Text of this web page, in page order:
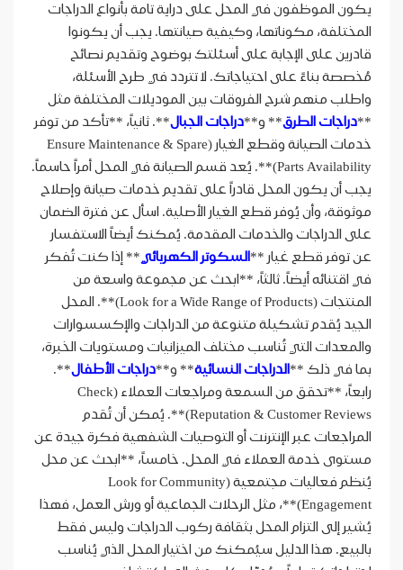
يكون الموظفون في المحل على دراية تامة بأنواع الدراجات
المختلفة، مكوناتها، وكيفية صيانتها. يجب أن يكونوا
قادرين على الإجابة على أسئلتك بوضوح وتقديم نصائح
مُخصصة بناءً على احتياجاتك. لا تتردد في طرح الأسئلة،
واطلب منهم شرح الفروقات بين الموديلات المختلفة مثل
**دراجات الطرق** و**دراجات الجبال**. ثانياً، **تأكد من توفر
خدمات الصيانة وقطع الغيار (Ensure Maintenance & Spare
Parts Availability)**. يُعد قسم الصيانة في المحل أمراً حاسماً.
يجب أن يكون المحل قادراً على تقديم خدمات صيانة وإصلاح
موثوقة، وأن يُوفر قطع الغيار الأصلية. اسأل عن فترة الضمان
على الدراجات والخدمات المقدمة. يُمكنك أيضاً الاستفسار
عن توفر قطع غيار ** السكوتر الكهربائي** إذا كنت تُفكر
في اقتنائه أيضاً. ثالثاً، **ابحث عن مجموعة واسعة من
المنتجات (Look for a Wide Range of Products)**. المحل
الجيد يُقدم تشكيلة متنوعة من الدراجات والإكسسوارات
والمعدات التي تُناسب مختلف الميزانيات ومستويات الخبرة،
بما في ذلك ** الدراجات النسائية** و**دراجات الأطفال**.
رابعاً، **تحقق من السمعة ومراجعات العملاء (Check
Reputation & Customer Reviews)**. يُمكن أن تُقدم
المراجعات عبر الإنترنت أو التوصيات الشفهية فكرة جيدة عن
مستوى خدمة العملاء في المحل. خامساً، **ابحث عن محل
يُنظم فعاليات مجتمعية (Look for Community
Engagement)**، مثل الرحلات الجماعية أو ورش العمل، فهذا
يُشير إلى التزام المحل بثقافة ركوب الدراجات وليس فقط
بالبيع. هذا الدليل سيُمكنك من اختيار المحل الذي يُناسب